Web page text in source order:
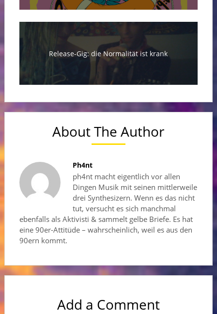
Release-Gig: die Normalität ist krank
About The Author
Ph4nt
ph4nt macht eigentlich vor allen
Dingen Musik mit seinen mittlerweile
drei Synthesizern. Wenn es das nicht
tut, versucht es sich manchmal
ebenfalls als Aktivisti & sammelt gelbe Briefe. Es hat
eine 90er-Attitüde – wahrscheinlich, weil es aus den
90ern kommt.
Add a Comment